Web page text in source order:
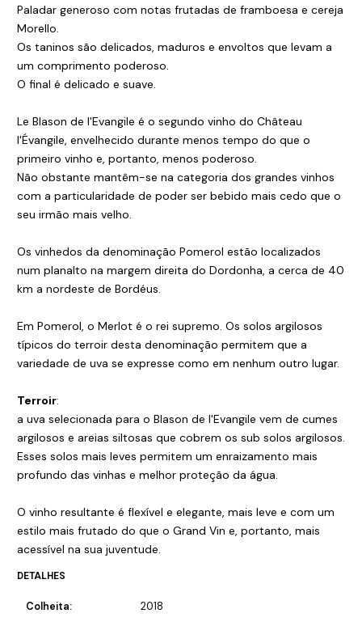
Paladar generoso com notas frutadas de framboesa e cereja
Morello.
Os taninos são delicados, maduros e envoltos que levam a
um comprimento poderoso.
O final é delicado e suave.
Le Blason de l'Evangile é o segundo vinho do Château
l'Évangile, envelhecido durante menos tempo do que o
primeiro vinho e, portanto, menos poderoso.
Não obstante mantêm-se na categoria dos grandes vinhos
com a particularidade de poder ser bebido mais cedo que o
seu irmão mais velho.
Os vinhedos da denominação Pomerol estão localizados
num planalto na margem direita do Dordonha, a cerca de 40
km a nordeste de Bordéus.
Em Pomerol, o Merlot é o rei supremo. Os solos argilosos
típicos do terroir desta denominação permitem que a
variedade de uva se expresse como em nenhum outro lugar.
Terroir:
a uva selecionada para o Blason de l'Evangile vem de cumes
argilosos e areias siltosas que cobrem os sub solos argilosos.
Esses solos mais leves permitem um enraizamento mais
profundo das vinhas e melhor proteção da água.
O vinho resultante é flexível e elegante, mais leve e com um
estilo mais frutado do que o Grand Vin e, portanto, mais
acessível na sua juventude.
DETALHES
Colheita: 2018